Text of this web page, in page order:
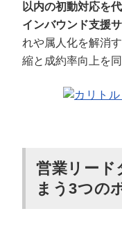
以内の初動対応を
インバウンド支援
れや属人化を解消
縮と成約率向上を
営業リード
まう3つの